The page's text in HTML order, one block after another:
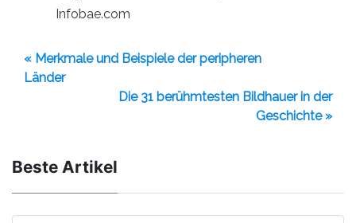
Infobae.com
« Merkmale und Beispiele der peripheren
Länder
Die 31 berühmtesten Bildhauer in der
Geschichte »
Beste Artikel